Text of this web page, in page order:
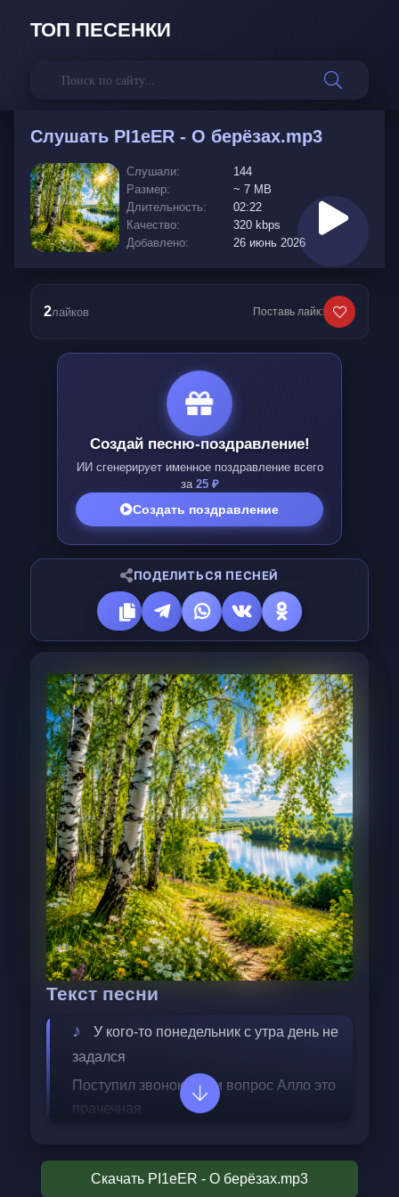
ТОП ПЕСЕНКИ
Слушать PI1eER - О берёзах.mp3
Слушали:
144
Размер:
~ 7 MB
Длительность:
02:22
Качество:
320 kbps
Добавлено:
26 июнь 2026
2лайков Поставь лайк:
Создай песню-поздравление!
ИИ сгенерирует именное поздравление всего
за 25 ₽
Создать поздравление
ПОДЕЛИТЬСЯ ПЕСНЕЙ
Текст песни
У кого-то понедельник с утра день не
задался
Поступил звонок а там вопрос Алло это
прачечная
Так вокруг оси глобуса завертелось всё
Скачать PI1eER - О берёзах.mp3